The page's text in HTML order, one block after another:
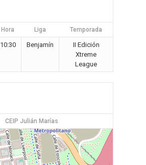
Hora Liga Temporada
10:30 Benjamín
II Edición
Xtreme
League
CEIP Julián Marías